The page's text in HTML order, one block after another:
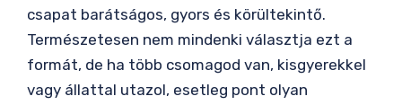
csapat barátságos, gyors és körültekintő.
Természetesen nem mindenki választja ezt a
formát, de ha több csomagod van, kisgyerekkel
vagy állattal utazol, esetleg pont olyan